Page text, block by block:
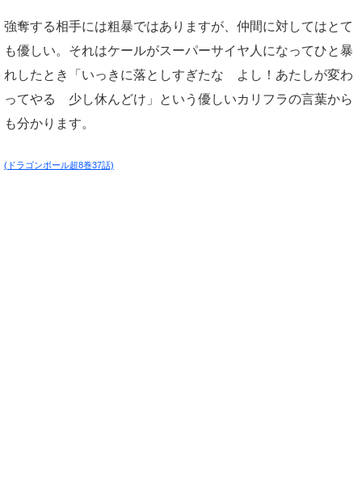
強奪する相手には粗暴ではありますが、仲間に対してはとて
も優しい。それはケールがスーパーサイヤ人になってひと暴
れしたとき「いっきに落としすぎたな よし！あたしが変わ
ってやる 少し休んどけ」という優しいカリフラの言葉から
も分かります。
(ドラゴンボール超8巻37話)